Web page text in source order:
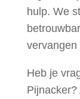
hulp. We
vervangen
Heb je